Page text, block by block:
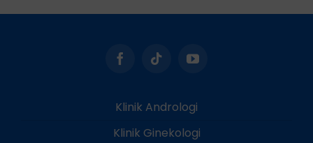
Klinik Andrologi
Klinik Ginekologi